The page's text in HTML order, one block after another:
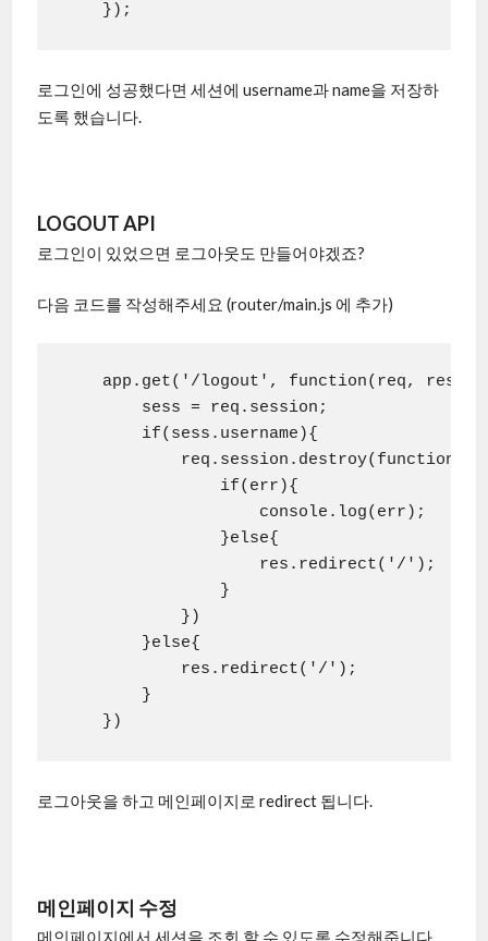
로그인에 성공했다면 세션에 username과 name을 저장하
도록 했습니다.
LOGOUT API
로그인이 있었으면 로그아웃도 만들어야겠죠?
다음 코드를 작성해주세요 (router/main.js 에 추가)
    app.get('/logout', function(req, res){
        sess = req.session;
        if(sess.username){
                if(err){
                    console.log(err);
                }else{
                    res.redirect('/');
                }
            })
        }else{
            res.redirect('/');
        }
    })
로그아웃을 하고 메인페이지로 redirect 됩니다.
메인페이지 수정
메인페이지에서 세션을 조회 할 수 있도록 수정해줍니다.